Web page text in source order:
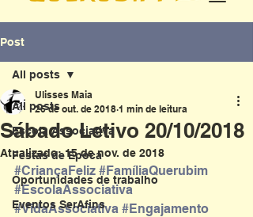
Post
All posts
Escola Associativa
Festas de Época
Oportunidades de trabalho
Eventos SerAfins
All posts
Sábado Letivo 20/10/2018
Ulisses Maia
26 de out. de 2018 1 min de leitura
Atualizado:15 de nov. de 2018
#CriançaFeliz #FamíliaQuerubim
#EscolaAssociativa
#VidaAssociativa #Engajamento